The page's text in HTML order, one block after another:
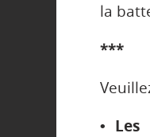
la
***
• Les